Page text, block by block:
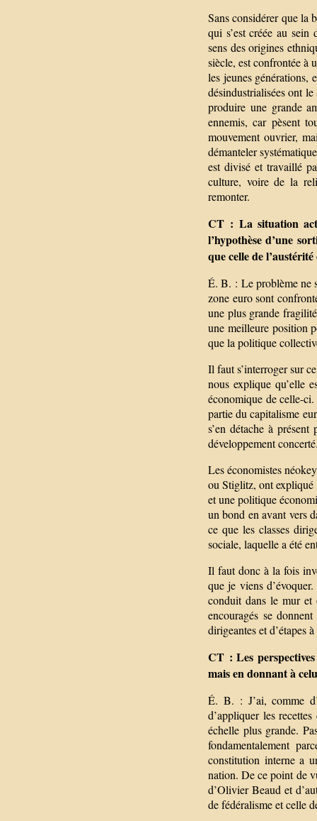
Sans considérer que la
qui s’est créée au
sens des origines
siècle, est confrontée à
les jeunes générations,
désindustrialisées ont
produire une grande
ennemis, car pèsent
mouvement ouvrier,
démanteler
est divisé et travaillé
culture, voire de la
remonter.
CT : La situation
l’hypothèse d’une
que celle de
É. B. : Le problème ne
zone euro sont
une plus grande
une meilleure position
que la politique
Il faut s’interroger sur
nous explique qu’elle
économique de celle-
partie du capitalisme
s’en détache à
développement
Les économistes
ou Stiglitz, ont expliqué
et une politique
un bond en avant vers
ce que les classes
sociale, laquelle a été
Il faut donc à la fois
que je viens
conduit dans le mur et
encouragés se
dirigeantes et d’étapes
CT : Les
mais en donnant à
É. B. : J’ai, comme
d’appliquer les
échelle plus grande.
fondamentalement
constitution interne a
nation. De ce point de
d’Olivier Beaud et
de fédéralisme et celle